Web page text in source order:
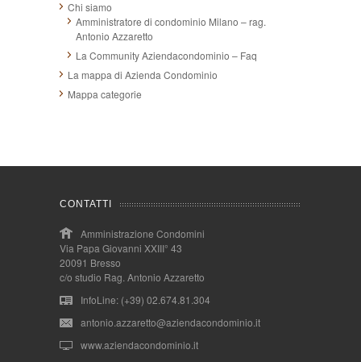
Chi siamo
Amministratore di condominio Milano – rag.
Antonio Azzaretto
La Community Aziendacondominio – Faq
La mappa di Azienda Condominio
Mappa categorie
CONTATTI
Amministrazione Condomini
Via Papa Giovanni XXIII° 43
20091 Bresso
c/o studio Rag. Antonio Azzaretto
InfoLine: (+39) 02.674.81.304
antonio.azzaretto@aziendacondominio.it
www.aziendacondominio.it